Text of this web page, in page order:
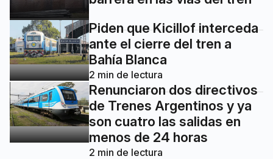
Piden que Kicillof interceda
ante el cierre del tren a
Bahía Blanca
2 min de lectura
Renunciaron dos directivos
de Trenes Argentinos y ya
son cuatro las salidas en
menos de 24 horas
2 min de lectura